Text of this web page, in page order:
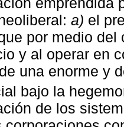
a) el
por medio
y al operar en
una enorme y
bajo la
de los